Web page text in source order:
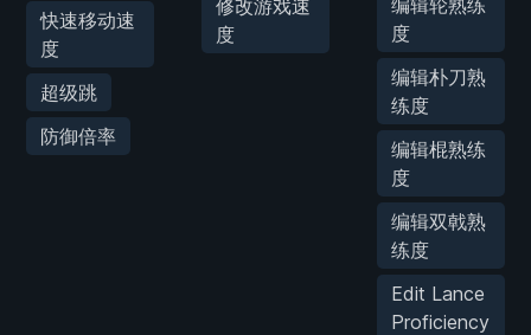
快速移动速
度
超级跳
防御倍率
修改游戏速
度
度
编辑朴刀熟
练度
编辑棍熟练
度
编辑双戟熟
练度
Edit Lance
Proficiency